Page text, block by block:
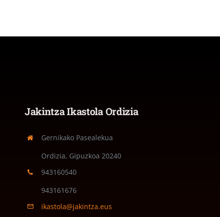
Jakintza Ikastola Ordizia
Gernikako Pasealekua
Ordizia, Gipuzkoa 20240
943160540
943161676
ikastola@jakintza.eus